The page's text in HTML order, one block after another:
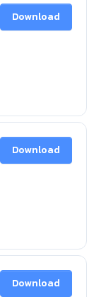
Download
Download
Download